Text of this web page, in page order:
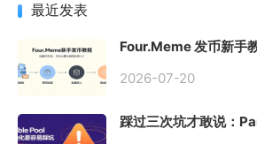
最近发表
Four.Meme 发币新手
2026-07-20
踩过三次坑才敢说：